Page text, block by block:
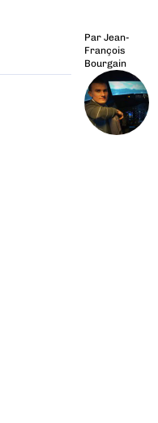
Par Jean-
François
Bourgain